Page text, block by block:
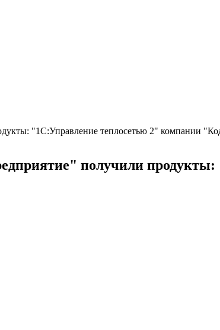
"1С:Управление теплосетью 2" компании
получили